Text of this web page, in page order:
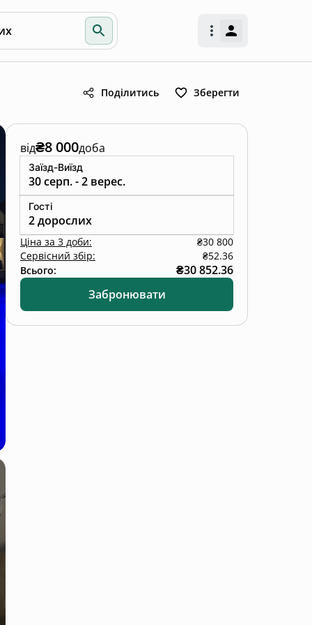
Поділитись Зберегти
від₴8 000доба
Заїзд-Виїзд
30 серп. - 2 верес.
Гості
2 дорослих
Ціна за 3 доби:
₴30 800
Сервісний збір:
₴52.36
Всього:
₴30 852.36
Забронювати